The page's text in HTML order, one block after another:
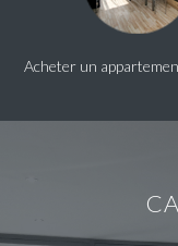
Acheter un